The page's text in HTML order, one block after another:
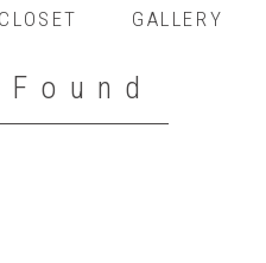
CLOSET GALLERY